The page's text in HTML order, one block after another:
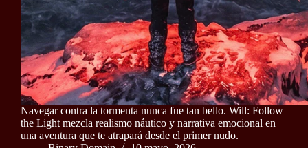
Navegar contra la tormenta nunca fue tan bello. Will: Follow
the Light mezcla realismo náutico y narrativa emocional en
una aventura que te atrapará desde el primer nudo.